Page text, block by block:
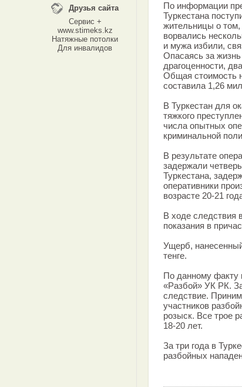
Друзья сайта
Сервис +
www.stimeks.kz
Натяжные потолки
Для инвалидов
По информации
Туркестана
жительницы о том,
ворвались
и мужа избили,
Опасаясь за
драгоценности,
Общая стоимость
составила 1,26
В Туркестан для
тяжкого
числа опытных
криминальной
В результате
задержали
Туркестана,
оперативники
возрасте 20-21
В ходе следствия
показания в
Ущерб,
тенге.
По данному факту
«Разбой» УК РК.
следствие.
участников
розыск. Все трое
18-20 лет.
За три года в
разбойных